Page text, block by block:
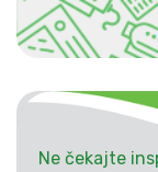
Ne čekajte